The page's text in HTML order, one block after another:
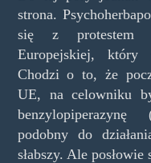
strona.
się z protestem
Europejskiej, który
Chodzi o to, że
UE, na celowniku
podobny do
słabszy. Ale